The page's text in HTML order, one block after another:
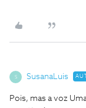
S SusanaLuis
Pois, mas a voz